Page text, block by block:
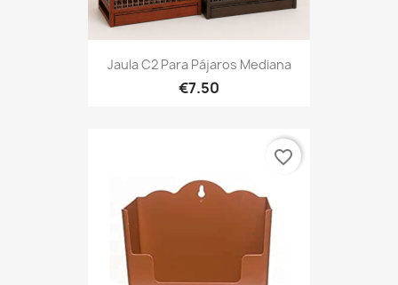
Jaula C2 Para Pájaros Mediana
€7.50
favorite_border